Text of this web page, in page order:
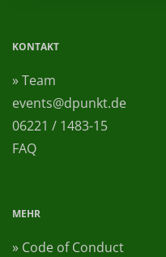
KONTAKT
» Team
events@dpunkt.de
06221 / 1483-15
FAQ
MEHR
» Code of Conduct